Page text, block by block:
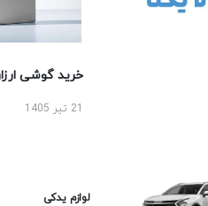
خرید گوشی ارزان
لوازم یدکی